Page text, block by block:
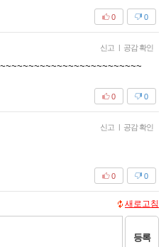
0
0
신고 | 공감 확인
0
0
신고 | 공감 확인
0
0
새로고침
등록